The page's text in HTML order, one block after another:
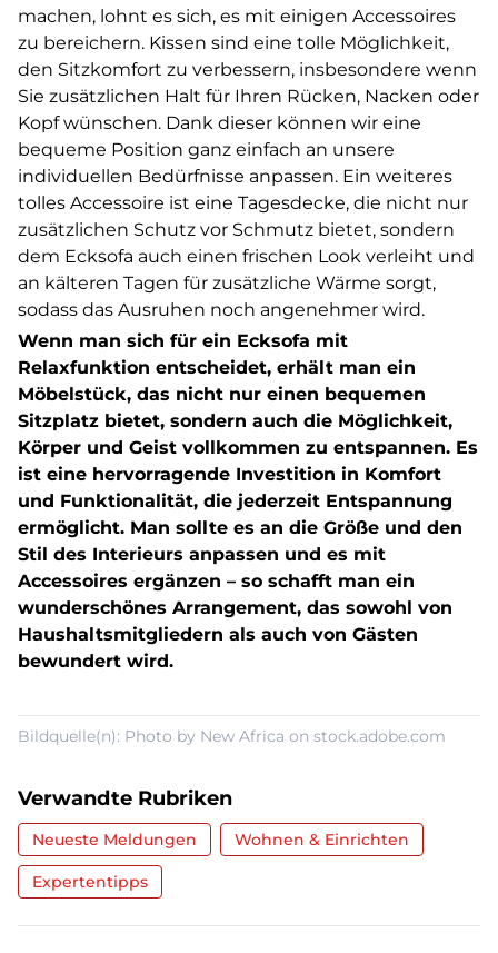
machen, lohnt es sich, es mit einigen Accessoires
zu bereichern. Kissen sind eine tolle Möglichkeit,
den Sitzkomfort zu verbessern, insbesondere wenn
Sie zusätzlichen Halt für Ihren Rücken, Nacken oder
Kopf wünschen. Dank dieser können wir eine
bequeme Position ganz einfach an unsere
individuellen Bedürfnisse anpassen. Ein weiteres
tolles Accessoire ist eine Tagesdecke, die nicht nur
zusätzlichen Schutz vor Schmutz bietet, sondern
dem Ecksofa auch einen frischen Look verleiht und
an kälteren Tagen für zusätzliche Wärme sorgt,
sodass das Ausruhen noch angenehmer wird.
Wenn man sich für ein Ecksofa mit
Relaxfunktion entscheidet, erhält man ein
Möbelstück, das nicht nur einen bequemen
Sitzplatz bietet, sondern auch die Möglichkeit,
Körper und Geist vollkommen zu entspannen. Es
ist eine hervorragende Investition in Komfort
und Funktionalität, die jederzeit Entspannung
ermöglicht. Man sollte es an die Größe und den
Stil des Interieurs anpassen und es mit
Accessoires ergänzen – so schafft man ein
wunderschönes Arrangement, das sowohl von
Haushaltsmitgliedern als auch von Gästen
bewundert wird.
Bildquelle(n): Photo by New Africa on stock.adobe.com
Verwandte Rubriken
Neueste Meldungen Wohnen & Einrichten
Expertentipps